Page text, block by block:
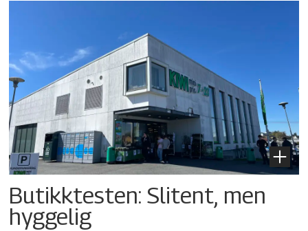
Butikktesten: Slitent, men
hyggelig